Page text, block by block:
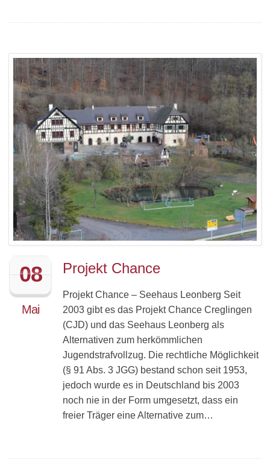
08
Mai
Projekt Chance
Projekt Chance – Seehaus Leonberg Seit
2003 gibt es das Projekt Chance Creglingen
(CJD) und das Seehaus Leonberg als
Alternativen zum herkömmlichen
Jugendstrafvollzug. Die rechtliche Möglichkeit
(§ 91 Abs. 3 JGG) bestand schon seit 1953,
jedoch wurde es in Deutschland bis 2003
noch nie in der Form umgesetzt, dass ein
freier Träger eine Alternative zum…